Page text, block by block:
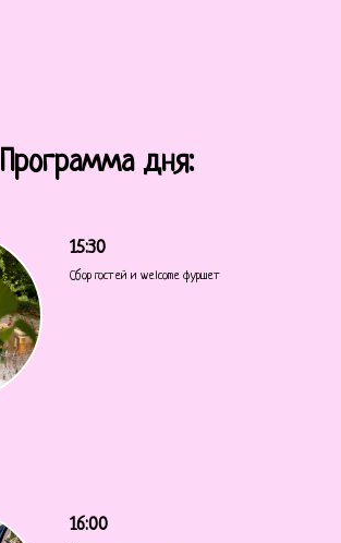
Программа дня:
15:30
Сбор гостей и welcome фуршет
16:00